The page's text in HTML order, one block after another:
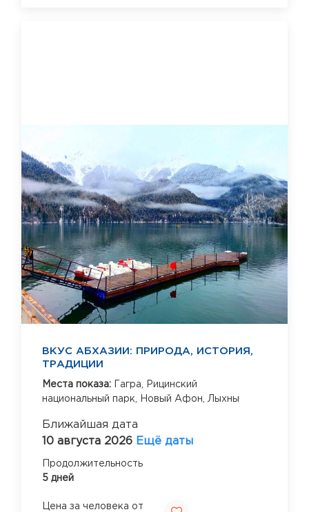
ВКУС АБХАЗИИ: ПРИРОДА, ИСТОРИЯ,
ТРАДИЦИИ
Места показа: Гагра,
Рицинский
национальный парк,
Новый Афон,Лыхны
Ближайшая дата
10 августа 2026 Ещё даты
Продолжительность
5 дней
Цена за человека от